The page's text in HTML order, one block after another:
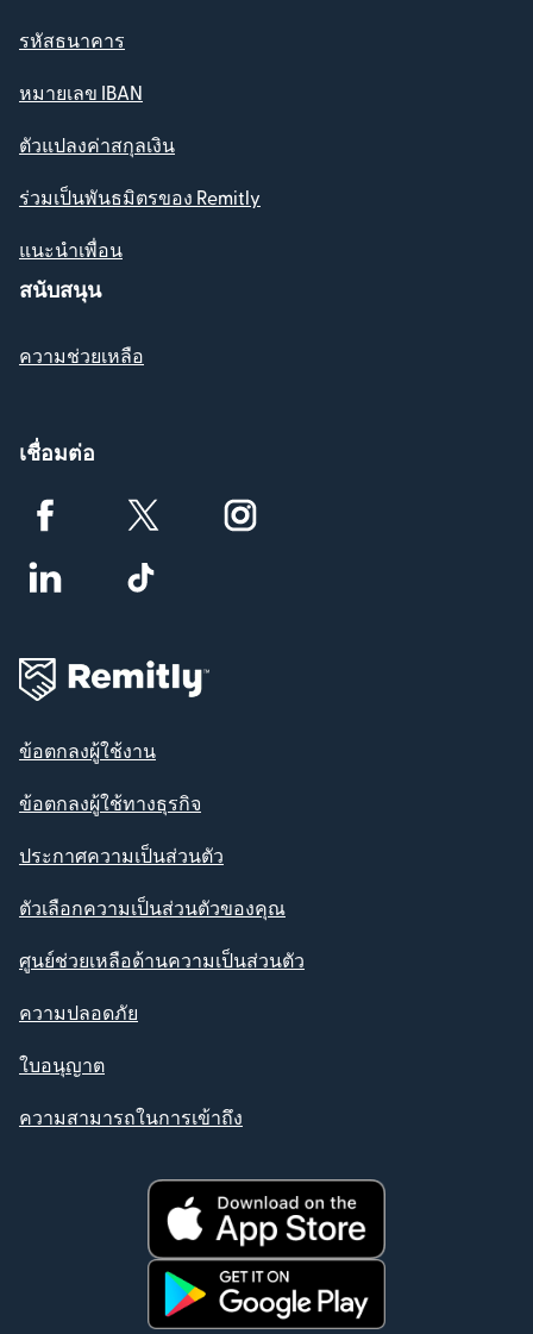
รหัสธนาคาร
หมายเลข IBAN
ตัวแปลงค่าสกุลเงิน
ร่วมเป็นพันธมิตรของ Remitly
แนะนำเพื่อน
สนับสนุน
ความช่วยเหลือ
เชื่อมต่อ
ข้อตกลงผู้ใช้งาน
ข้อตกลงผู้ใช้ทางธุรกิจ
ประกาศความเป็นส่วนตัว
ตัวเลือกความเป็นส่วนตัวของคุณ
ศูนย์ช่วยเหลือด้านความเป็นส่วนตัว
ความปลอดภัย
ใบอนุญาต
ความสามารถในการเข้าถึง